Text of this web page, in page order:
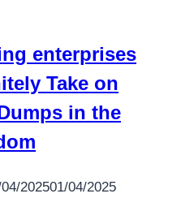
enterprises
Take on
in the
202501/04/2025